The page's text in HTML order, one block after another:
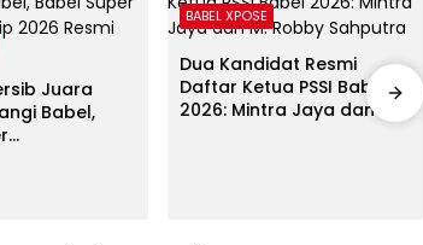
Juara
Babel,
BABEL XPOSE
Dua Kandidat Resmi
Daftar Ketua PSSI Babel
2026: Mintra Jaya dan M.